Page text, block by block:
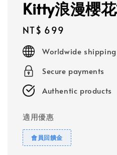
Kitty浪漫櫻
Regular
price
NT$ 699
Worldwide shipping
Secure payments
Authentic products
適用優惠
會員回饋金